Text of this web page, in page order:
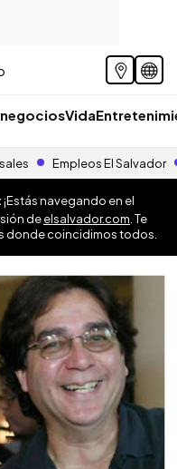
Vida
Empleos El Salvador
¡Estás navegando en el
deelsalvador.com . Te
donde coincidimos todos.